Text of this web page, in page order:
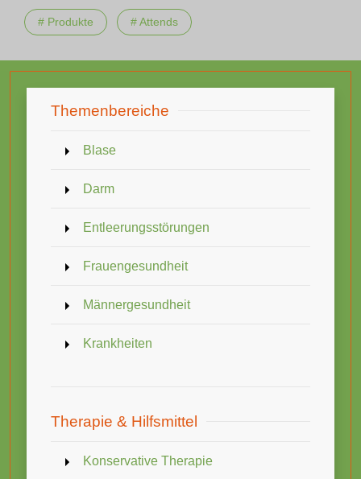
# Produkte # Attends
Themenbereiche
Blase
Darm
Entleerungsstörungen
Frauengesundheit
Männergesundheit
Krankheiten
Therapie & Hilfsmittel
Konservative Therapie